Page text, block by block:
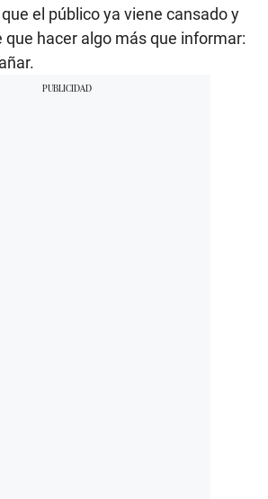
el público ya viene cansado y
que hacer algo más que informar: